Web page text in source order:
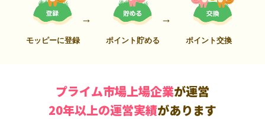
モッピーに登録 ポイント貯める ポイント交換
プライム市場上場企業が運営
20年以上の運営実績があります